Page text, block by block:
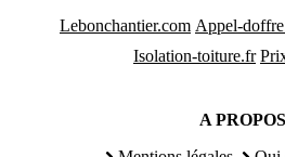
Lebonchantier.com Appel-
Isolation-toiture.fr
A PROPOS